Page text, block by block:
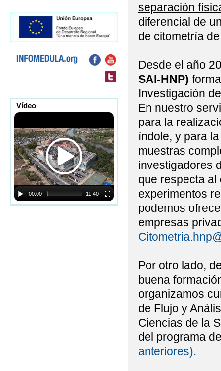
Vídeo
00:00 11:40
separación
diferencial de
de citometría
Desde el año
SAI-HNP)
Investigación
En nuestro
para la
índole, y para
muestras
investigadores
que respecta al
experimentos
podemos
empresas
Por otro lado,
buena
organizamos
de Flujo y
Ciencias de la
del programa
anteriores).